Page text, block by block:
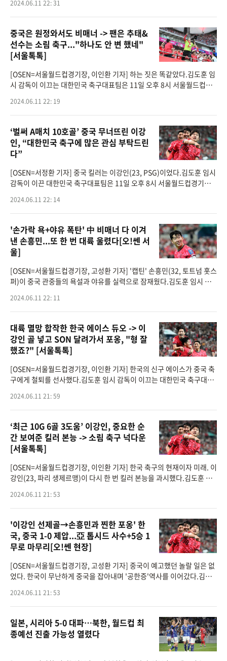
제축구연맹(FIFA)
2024.06.11 22: 31
중국은 원정와서도 비매너 -> 팬은 추태&
선수는 소림 축구..."하나도 안 변 했네"
[서울톡톡]
[OSEN=서울월드컵경기장, 이인환 기자] 하는 짓은 똑같았다.김도훈 임
시 감독이 이끄는 대한민국 축구대표팀은 11일 오후 8시 서울월드컵경
선 C조 6차전에서 중국
2024.06.11 22: 19
‘벌써 A매치 10호골’ 중국 무너뜨린 이강
인, “대한민국 축구에 많은 관심 부탁드린
다”
[OSEN=서정환 기자] 중국 킬러는 이강인(23, PSG)이었다.김도훈 임시
감독이 이끈 대한민국 축구대표팀은 11일 오후 8시 서울월드컵경기장
조 6차전에서 이강인의 결
2024.06.11 22: 14
'손가락 욕+야유 폭탄' 中 비매너 다 이겨
낸 손흥민...또 한 번 대륙 울렸다[오!쎈 서
울]
[OSEN=서울월드컵경기장, 고성환 기자] '캡틴' 손흥민(32, 토트넘 홋스
퍼)이 중국 관중들의 욕설과 야유를 실력으로 잠재웠다.김도훈 임시 감
에서 열린 2026 국제
2024.06.11 22: 11
대륙 멸망 합작한 한국 에이스 듀오 -> 이
강인 골 넣고 SON 달려가서 포옹, "형 잘
했죠?" [서울톡톡]
[OSEN=서울월드컵경기장, 이인환 기자] 한국의 신구 에이스가 중국 축
구에게 철퇴를 선사했다.김도훈 임시 감독이 이끄는 대한민국 축구대표
FA) 북중미 월드컵
2024.06.11 21: 59
‘최근 10G 6골 3도움’ 이강인, 중요한 순
간 보여준 킬러 본능 -> 소림 축구 넉다운
[서울톡톡]
[OSEN=서울월드컵경기장, 이인환 기자] 한국 축구의 현재이자 미래. 이
강인(23, 파리 생제르맹)이 다시 한 번 킬러 본능을 과시했다.김도훈 임
기장에서 열린 2026
2024.06.11 21: 53
'이강인 선제골→손흥민과 찐한 포옹' 한
국, 중국 1-0 제압...亞 톱시드 사수+5승 1
무로 마무리[오!쎈 현장]
[OSEN=서울월드컵경기장, 고성환 기자] 중국이 예고했던 놀랄 일은 없
었다. 한국이 무난하게 중국을 잡아내며 '공한증'역사를 이어갔다.김도
컵경기장에서 열
2024.06.11 21: 53
일본, 시리아 5-0 대파…북한, 월드컵 최
종예선 진출 가능성 열렸다